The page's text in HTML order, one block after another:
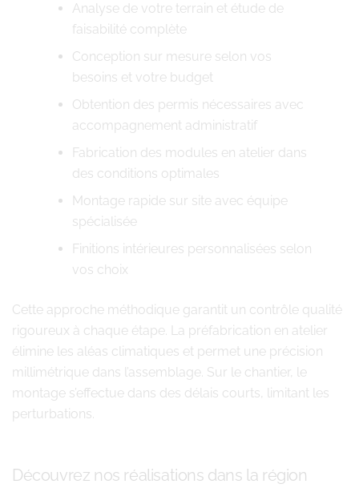
Analyse de votre terrain et étude de
faisabilité complète
Conception sur mesure selon vos
besoins et votre budget
Obtention des permis nécessaires avec
accompagnement administratif
Fabrication des modules en atelier dans
des conditions optimales
Montage rapide sur site avec équipe
spécialisée
Finitions intérieures personnalisées selon
vos choix
Cette approche méthodique garantit un contrôle qualité
rigoureux à chaque étape. La préfabrication en atelier
élimine les aléas climatiques et permet une précision
millimétrique dans l’assemblage. Sur le chantier, le
montage s’effectue dans des délais courts, limitant les
perturbations.
Découvrez nos réalisations dans la région